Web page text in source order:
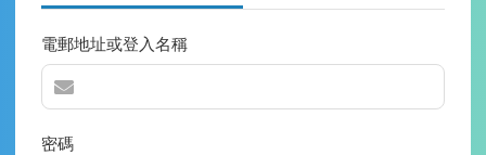
電郵地址或登入名稱
密碼